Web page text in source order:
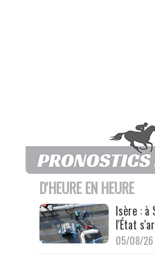
D'HEURE EN HEURE
Isère : à
l'État
05/08/26